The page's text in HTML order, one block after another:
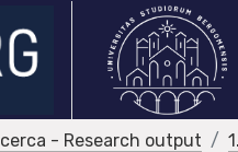
- Research output